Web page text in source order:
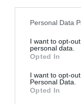
Please note that
not limited to your
grant or deny
use your data for
consent section.
Personal Data
I want to opt-
personal data.
Opted In
I want to opt-
Personal Data.
Opted In
ijedt családtag
James fiúk anyjának
északiak
detektívek ezután
Jesse pedig egy
Zerelda Mimst,